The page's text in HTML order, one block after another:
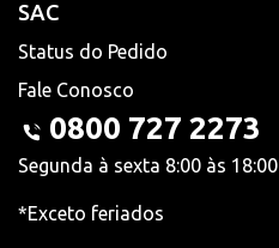
SAC
Status do Pedido
Fale Conosco
0800 727 2273
Segunda à sexta 8:00 às 18:00
*Exceto feriados